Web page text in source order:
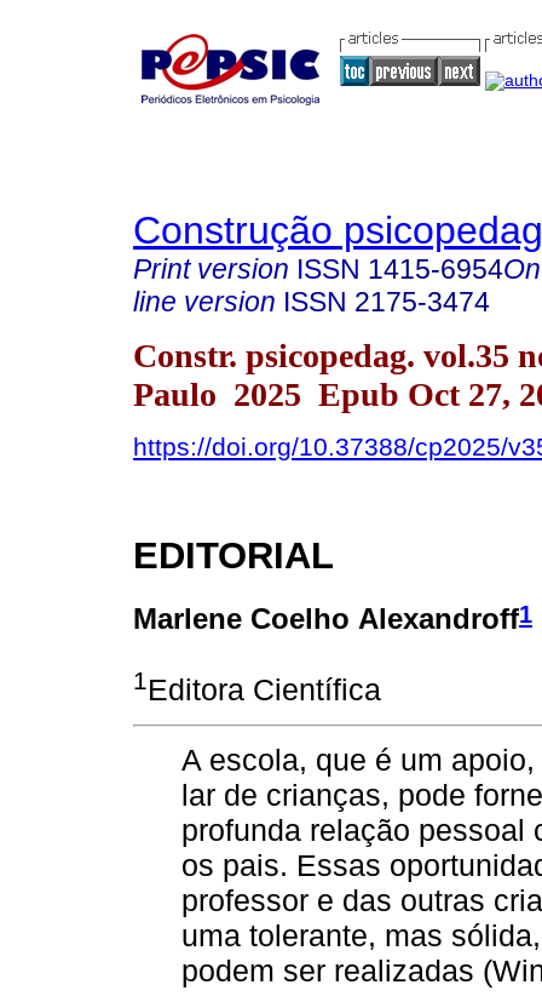
Construção
Print version ISSN 1415-6954
line version ISSN 2175-3474
Constr. psicopedag. vol.35
Paulo 2025 Epub Oct 27,
https://doi.org/10.37388/cp2025/
EDITORIAL
Marlene Coelho Alexandroff1
1Editora Científica
A escola, que é um
lar de crianças, pode
profunda relação pessoal
os pais. Essas
professor e das outras
uma tolerante, mas
podem ser realizadas